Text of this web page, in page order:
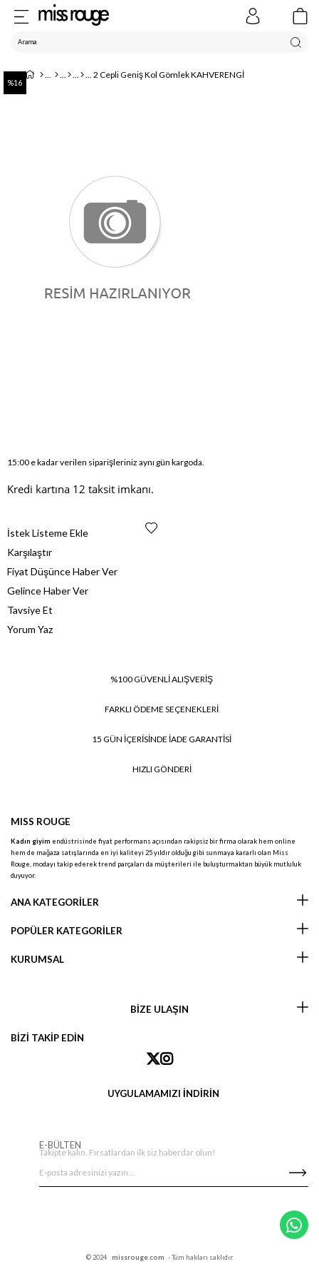
2 Cepli Geniş Kol Gömlek KAHVERENGİ
16
15:00 e kadar verilen siparişleriniz aynı gün kargoda.
Kredi kartına 12 taksit imkanı.
İstek Listeme Ekle
Karşılaştır
Fiyat Düşünce Haber Ver
Gelince Haber Ver
Tavsiye Et
Yorum Yaz
%100 GÜVENLİ ALIŞVERİŞ
FARKLI ÖDEME SEÇENEKLERİ
15 GÜN İÇERİSİNDE İADE GARANTİSİ
HIZLI GÖNDERİ
MISS ROUGE
Kadın giyim endüstrisinde fiyat performans açısından rakipsiz bir firma olarak hem online
hem de mağaza satışlarında en iyi kaliteyi 25 yıldır olduğu gibi sunmaya kararlı olan Miss
Rouge, modayı takip ederek trend parçaları da müşterileri ile buluşturmaktan büyük mutluluk
duyuyor.
ANA KATEGORİLER
POPÜLER KATEGORİLER
KURUMSAL
BİZE ULAŞIN
BİZİ TAKİP EDİN
UYGULAMAMIZI İNDİRİN
E-BÜLTEN
Takipte kalın. Fırsatlardan ilk siz haberdar olun!
© 2024 missrouge.com - Tüm hakları saklıdır.